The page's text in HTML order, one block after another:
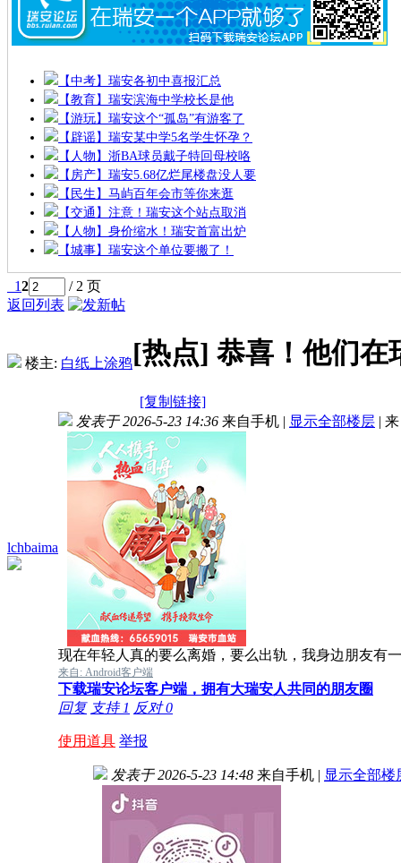
【中考】瑞安各初中喜报汇总
【教育】瑞安滨海中学校长是他
【游玩】瑞安这个“孤岛”有游客了
【辟谣】瑞安某中学5名学生怀孕？
【人物】浙BA球员戴子特回母校咯
【房产】瑞安5.68亿烂尾楼盘没人要
【民生】马屿百年会市等你来逛
【交通】注意！瑞安这个站点取消
【人物】身价缩水！瑞安首富出炉
【城事】瑞安这个单位要搬了！
12
/ 2 页
返回列表
楼主: 白纸上涂鸦[热点] 恭喜！他们在
[复制链接]
lchbaima
发表于 2026-5-23 14:36 来自手机 | 显示全部楼层 |
现在年轻人真的要么离婚，要么出轨，我身边朋友有
来自: Android客户端
下载瑞安论坛客户端，拥有大瑞安人共同的朋友圈
回复 支持 1 反对0
使用道具 举报
发表于 2026-5-23 14:48 来自手机 | 显示全部楼